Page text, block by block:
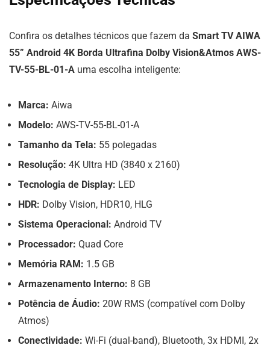
Confira os detalhes técnicos que fazem da Smart TV AIWA
55” Android 4K Borda Ultrafina Dolby Vision&Atmos AWS-
TV-55-BL-01-A uma escolha inteligente:
Marca: Aiwa
Modelo: AWS-TV-55-BL-01-A
Tamanho da Tela: 55 polegadas
Resolução: 4K Ultra HD (3840 x 2160)
Tecnologia de Display: LED
HDR: Dolby Vision, HDR10, HLG
Sistema Operacional: Android TV
Processador: Quad Core
Memória RAM: 1.5 GB
Armazenamento Interno: 8 GB
Potência de Áudio: 20W RMS (compatível com Dolby
Atmos)
Conectividade: Wi-Fi (dual-band), Bluetooth, 3x HDMI, 2x